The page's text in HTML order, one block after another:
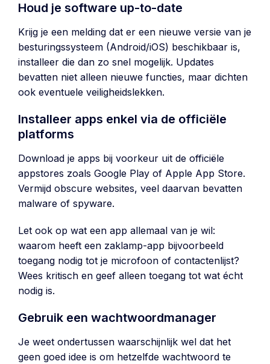
Houd je software up-to-date
Krijg je een melding dat er een nieuwe versie van je
besturingssysteem (Android/iOS) beschikbaar is,
installeer die dan zo snel mogelijk. Updates
bevatten niet alleen nieuwe functies, maar dichten
ook eventuele veiligheidslekken.
Installeer apps enkel via de officiële
platforms
Download je apps bij voorkeur uit de officiële
appstores zoals Google Play of Apple App Store.
Vermijd obscure websites, veel daarvan bevatten
malware of spyware.
Let ook op wat een app allemaal van je wil:
waarom heeft een zaklamp-app bijvoorbeeld
toegang nodig tot je microfoon of contactenlijst?
Wees kritisch en geef alleen toegang tot wat écht
nodig is.
Gebruik een wachtwoordmanager
Je weet ondertussen waarschijnlijk wel dat het
geen goed idee is om hetzelfde wachtwoord te